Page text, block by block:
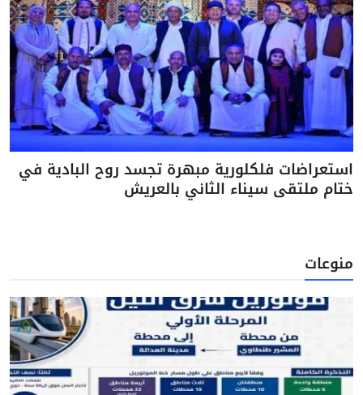
استعراضات فلكلورية مبهرة تجسد روح البادية في
ختام ملتقى سيناء الثاني بالعريش
منوعات